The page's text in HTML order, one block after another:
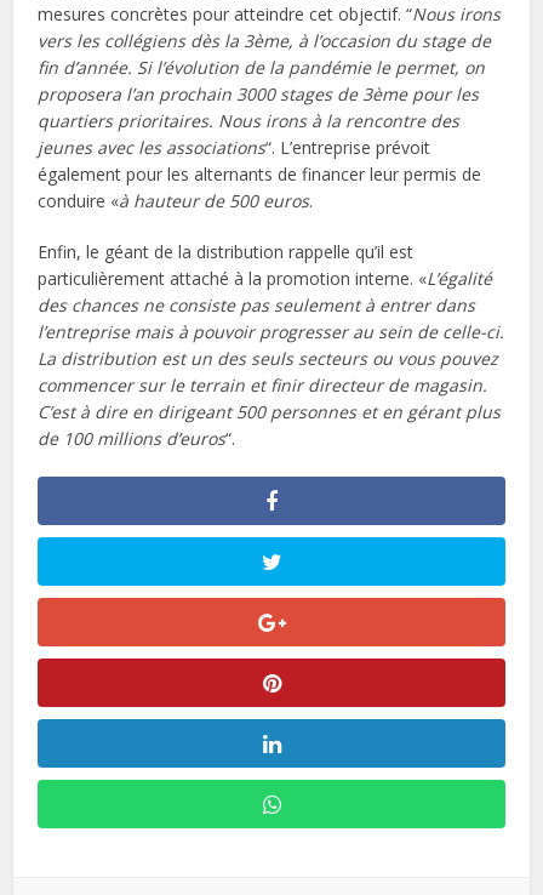
mesures concrètes pour atteindre cet objectif. “Nous irons
vers les collégiens dès la 3ème, à l’occasion du stage de
fin d’année. Si l’évolution de la pandémie le permet, on
proposera l’an prochain 3000 stages de 3ème pour les
quartiers prioritaires. Nous irons à la rencontre des
jeunes avec les associations“. L’entreprise prévoit
également pour les alternants de financer leur permis de
conduire «à hauteur de 500 euros.
Enfin, le géant de la distribution rappelle qu’il est
particulièrement attaché à la promotion interne. «L’égalité
des chances ne consiste pas seulement à entrer dans
l’entreprise mais à pouvoir progresser au sein de celle-ci.
La distribution est un des seuls secteurs ou vous pouvez
commencer sur le terrain et finir directeur de magasin.
C’est à dire en dirigeant 500 personnes et en gérant plus
de 100 millions d’euros“.